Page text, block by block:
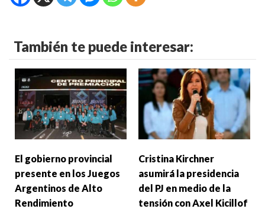
También te puede interesar:
El gobierno provincial
presente en los Juegos
Argentinos de Alto
Rendimiento
Cristina Kirchner
asumirá la presidencia
del PJ en medio de la
tensión con Axel Kicillof